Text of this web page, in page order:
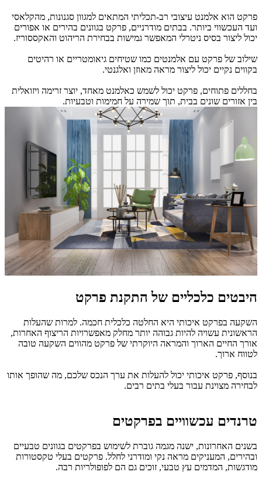
פרקט הוא אלמנט עיצובי רב-תכליתי המתאים למגוון סגנונות, מהקלאסי
ועד העכשווי ביותר. בבתים מודרניים, פרקט בגוונים בהירים או אפורים
יכול ליצור בסיס ניטרלי המאפשר גמישות בבחירת הריהוט והאקססוריז.
שילוב של פרקט עם אלמנטים כמו שטיחים גיאומטריים או רהיטים
בקווים נקיים יכול ליצור מראה מאוזן ואלגנטי.
בחללים פתוחים, פרקט יכול לשמש כאלמנט מאחד, יוצר זרימה ויזואלית
בין אזורים שונים בבית, תוך שמירה על חמימות וטבעיות.
היבטים כלכליים של התקנת פרקט
השקעה בפרקט איכותי היא החלטה כלכלית חכמה. למרות שהעלות
הראשונית עשויה להיות גבוהה יותר מחלק מאפשרויות הריצוף האחרות,
אורך החיים הארוך והמראה היוקרתי של פרקט מהווים השקעה טובה
לטווח ארוך.
בנוסף, פרקט איכותי יכול להעלות את ערך הנכס שלכם, מה שהופך אותו
לבחירה מצוינת עבור בעלי בתים רבים.
טרנדים עכשוויים בפרקטים
בשנים האחרונות, ישנה מגמה גוברת לשימוש בפרקטים בגוונים טבעיים
ובהירים, המעניקים מראה נקי ומודרני לחלל. פרקטים בעלי טקסטורות
מודגשות, המדמים עץ טבעי, זוכים גם הם לפופולריות רבה.